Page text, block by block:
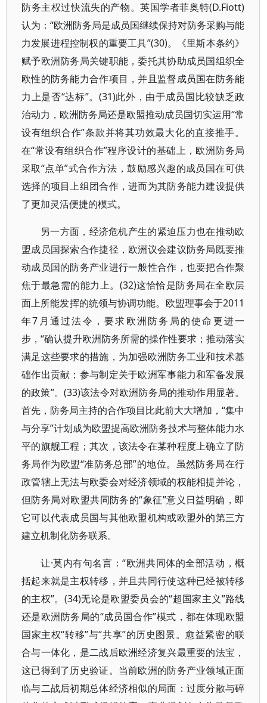
防务主权过快流失的产物。英国学者菲奥特(D.Fiott)
认为：“欧洲防务局是成员国继续保持对防务采购与能
力发展进程控制权的重要工具”(30)。《里斯本条约》
赋予欧洲防务局关键职能，委托其协助成员国组织全
欧性的防务能力合作项目，并且监督成员国在防务能
力上是否“达标”。(31)此外，由于成员国比较缺乏政
治动力，欧洲防务局还是欧盟推动成员国切实运用“常
设有组织合作”条款并将其功效最大化的直接推手。
在“常设有组织合作”程序设计的基础上，欧洲防务局
采取“点单”式合作方法，鼓励感兴趣的成员国在可供
选择的项目上组团合作，进而为其防务能力建设提供
了更加灵活便捷的模式。
另一方面，经济危机产生的紧迫压力也在推动欧
盟成员国探索合作捷径，欧洲议会建议防务局既要推
动成员国的防务产业进行一般性合作，也要把合作聚
焦于最急需的能力上。(32)这恰恰是防务局在全欧层
面上所能发挥的统领与协调功能。欧盟理事会于2011
年7月通过法令，要求欧洲防务局的使命更进一
步，“确认提升欧洲防务所需的操作性要求；推动落实
满足这些要求的措施，为加强欧洲防务工业和技术基
础作出贡献；参与制定关于欧洲军事能力和军备发展
的政策”。(33)该法令对欧洲防务局的推动作用显著。
首先，防务局主持的合作项目比此前大大增加，“集中
与分享”计划成为欧盟提高欧洲防务技术与整体能力水
平的旗舰工程；其次，该法令在某种程度上确立了防
务局作为欧盟“准防务总部”的地位。虽然防务局在行
政管辖上无法与欧委会对经济领域的权能相提并论，
但防务局对欧盟共同防务的“象征”意义日益明确，即
它可以代表成员国与其他欧盟机构或欧盟外的第三方
建立机制化防务联系。
让·莫内有句名言：“欧洲共同体的全部活动，概
括起来就是主权转移，并且共同行使这种已经被转移
的主权”。(34)无论是欧盟委员会的“超国家主义”路线
还是欧洲防务局的“成员国合作”模式，都在体现欧盟
国家主权“转移”与“共享”的历史图景。愈益紧密的联
合与一体化，是二战后欧洲经济复兴最重要的法宝，
这已得到了历史验证。当前欧洲的防务产业领域正面
临与二战后初期总体经济相似的局面：过度分散与碎